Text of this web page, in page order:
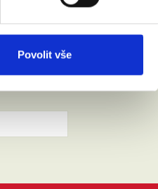
Povolit vše